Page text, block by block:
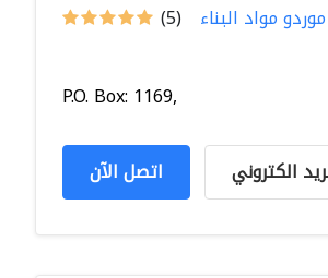
(5) موردو مواد البناء
P.O. Box: 1169,
اتصل الآن الكتروني